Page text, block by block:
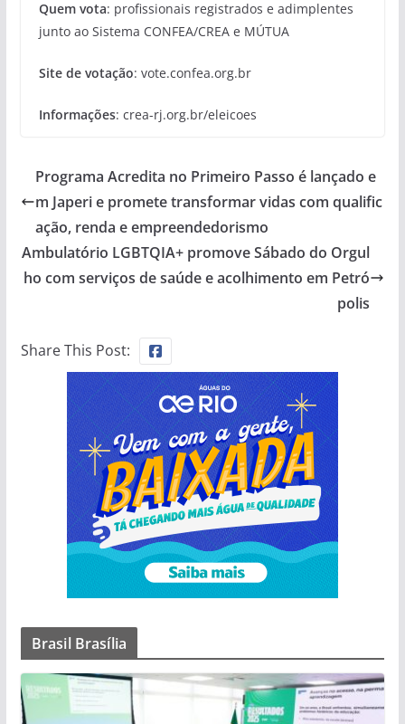
Quem vota: profissionais registrados e adimplentes
junto ao Sistema CONFEA/CREA e MÚTUA
Site de votação: vote.confea.org.br
Informações: crea-rj.org.br/eleicoes
Programa Acredita no Primeiro Passo é lançado e
m Japeri e promete transformar vidas com qualific
ação, renda e empreendedorismo
Ambulatório LGBTQIA+ promove Sábado do Orgul
ho com serviços de saúde e acolhimento em Petró
polis
Share This Post:
Brasil Brasília